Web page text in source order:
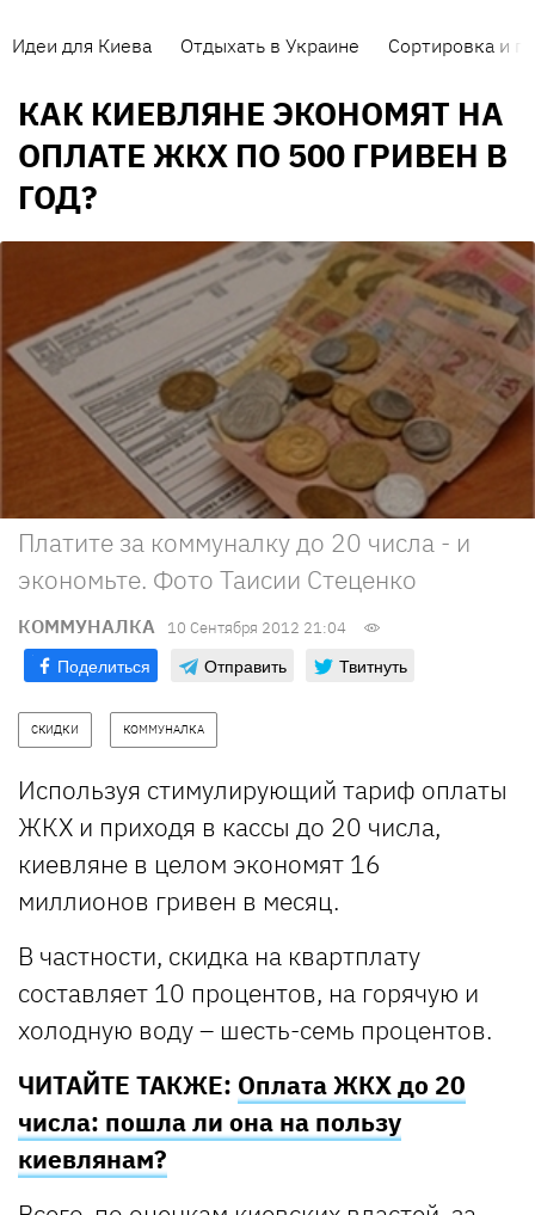
Идеи для Киева Отдыхать в Украине Сортировка и
КАК КИЕВЛЯНЕ ЭКОНОМЯТ НА
ОПЛАТЕ ЖКХ ПО 500 ГРИВЕН В
ГОД?
Платите за коммуналку до 20 числа - и
экономьте. Фото Таисии Стеценко
КОММУНАЛКА 10 Сентября 2012 21:04
Поделиться Отправить Твитнуть
СКИДКИ КОММУНАЛКА
Используя стимулирующий тариф оплаты
ЖКХ и приходя в кассы до 20 числа,
киевляне в целом экономят 16
миллионов гривен в месяц.
В частности, скидка на квартплату
составляет 10 процентов, на горячую и
холодную воду – шесть-семь процентов.
ЧИТАЙТЕ ТАКЖЕ: Оплата ЖКХ до 20
числа: пошла ли она на пользу
киевлянам?